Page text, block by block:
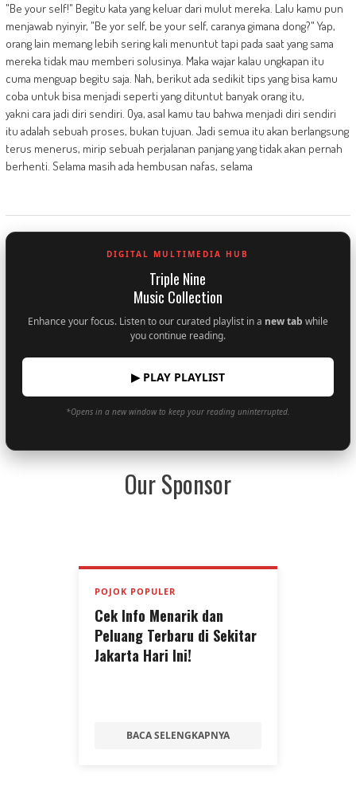
"Be your self!" Begitu kata yang keluar dari mulut mereka. Lalu kamu pun
menjawab nyinyir, "Be yor self, be your self, caranya gimana dong?" Yap,
orang lain memang lebih sering kali menuntut tapi pada saat yang sama
mereka tidak mau memberi solusinya. Maka wajar kalau ungkapan itu
cuma menguap begitu saja. Nah, berikut ada sedikit tips yang bisa kamu
coba untuk bisa menjadi seperti yang dituntut banyak orang itu,
yakni cara jadi diri sendiri. Oya, asal kamu tau bahwa menjadi diri sendiri
itu adalah sebuah proses, bukan tujuan. Jadi semua itu akan berlangsung
terus menerus, mirip sebuah perjalanan panjang yang tidak akan pernah
berhenti. Selama masih ada hembusan nafas, selama
DIGITAL MULTIMEDIA HUB
Triple Nine
Music Collection
Enhance your focus. Listen to our curated playlist in a new tab while
you continue reading.
▶ PLAY PLAYLIST
*Opens in a new window to keep your reading uninterrupted.
Our Sponsor
POJOK POPULER
Cek Info Menarik dan
Peluang Terbaru di Sekitar
Jakarta Hari Ini!
BACA SELENGKAPNYA